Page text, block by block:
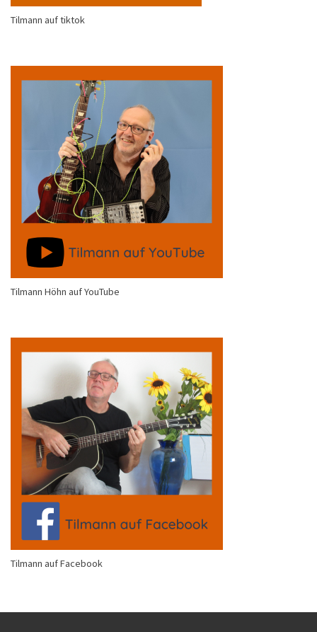
Tilmann auf tiktok
Tilmann Höhn auf YouTube
Tilmann auf Facebook